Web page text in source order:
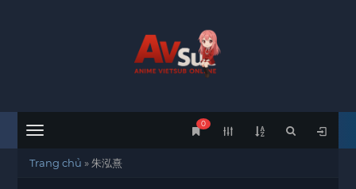
Menu
0
Trang chủ »朱泓熹